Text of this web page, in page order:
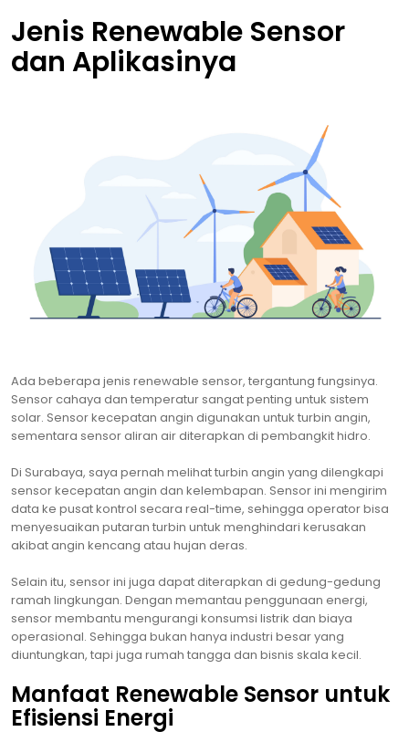
Jenis Renewable Sensor
dan Aplikasinya
Ada beberapa jenis renewable sensor, tergantung fungsinya.
Sensor cahaya dan temperatur sangat penting untuk sistem
solar. Sensor kecepatan angin digunakan untuk turbin angin,
sementara sensor aliran air diterapkan di pembangkit hidro.
Di Surabaya, saya pernah melihat turbin angin yang dilengkapi
sensor kecepatan angin dan kelembapan. Sensor ini mengirim
data ke pusat kontrol secara real-time, sehingga operator bisa
menyesuaikan putaran turbin untuk menghindari kerusakan
akibat angin kencang atau hujan deras.
Selain itu, sensor ini juga dapat diterapkan di gedung-gedung
ramah lingkungan. Dengan memantau penggunaan energi,
sensor membantu mengurangi konsumsi listrik dan biaya
operasional. Sehingga bukan hanya industri besar yang
diuntungkan, tapi juga rumah tangga dan bisnis skala kecil.
Manfaat Renewable Sensor untuk
Efisiensi Energi